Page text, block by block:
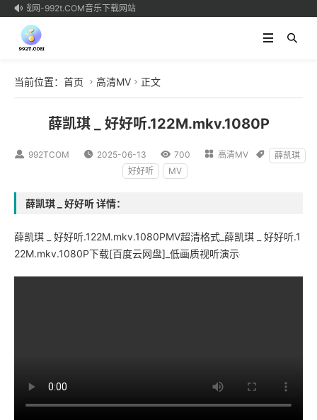

下载网-992t.COM音乐下载网站
当前位置： 首页  高清MV  正文
薛凯琪 _ 好好听.122M.mkv.1080P
 992TCOM  2025-06-13  700  高清MV 
薛凯琪
好好听
MV
薛凯琪 _ 好好听 详情：
薛凯琪 _ 好好听.122M.mkv.1080PMV超清格式_薛凯琪 _ 好好听.1
22M.mkv.1080P下载[百度云网盘]_低画质视听演示